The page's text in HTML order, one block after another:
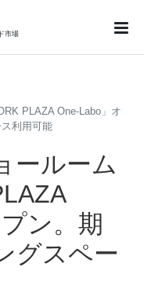
市場
PLAZA One-Labo」オ
利用可能
ールーム
ン。期
グスペー